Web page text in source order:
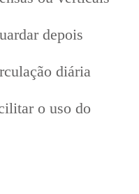
depois
diária
o uso do